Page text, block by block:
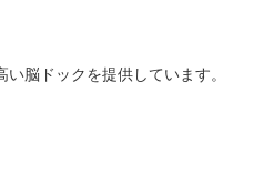
脳ドックを提供しています。